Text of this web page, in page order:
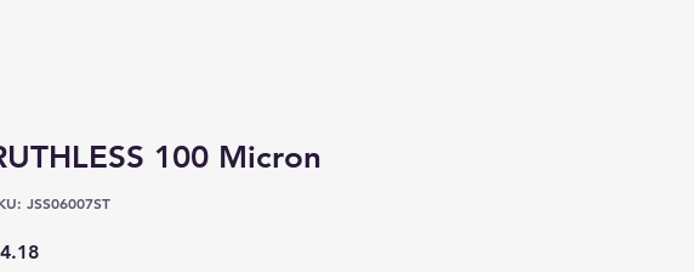
100 Micron
JSS06007ST
Price